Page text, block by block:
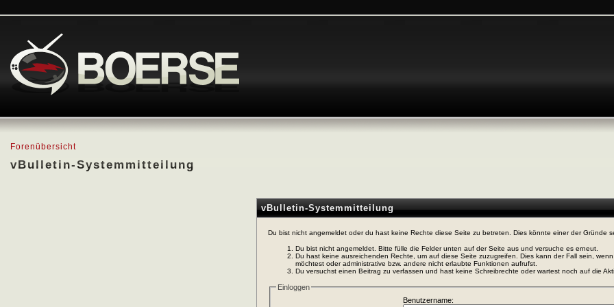
Forenübersicht
vBulletin-Systemmitteilung
vBulletin-Systemmitteilung
Du bist nicht angemeldet oder du hast keine Rechte diese Seite zu betreten. Dies könnte einer der Gründe
Du bist nicht angemeldet. Bitte fülle die Felder unten auf der Seite aus und versuche es erneut.
Du hast keine ausreichenden Rechte, um auf diese Seite zuzugreifen. Dies kann der Fall sein,
möchtest oder administrative bzw. andere nicht erlaubte Funktionen aufrufst.
Du versuchst einen Beitrag zu verfassen und hast keine Schreibrechte oder wartest noch auf die
Einloggen
Benutzername: